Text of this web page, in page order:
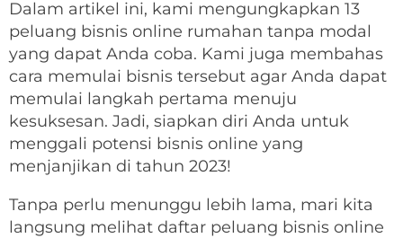
Dalam artikel ini, kami mengungkapkan 13
peluang bisnis online rumahan tanpa modal
yang dapat Anda coba. Kami juga membahas
cara memulai bisnis tersebut agar Anda dapat
memulai langkah pertama menuju
kesuksesan. Jadi, siapkan diri Anda untuk
menggali potensi bisnis online yang
menjanjikan di tahun 2023!
Tanpa perlu menunggu lebih lama, mari kita
langsung melihat daftar peluang bisnis online